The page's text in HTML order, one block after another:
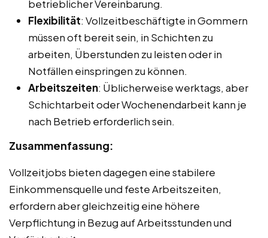
betrieblicher Vereinbarung.
Flexibilität: Vollzeitbeschäftigte in Gommern
müssen oft bereit sein, in Schichten zu
arbeiten, Überstunden zu leisten oder in
Notfällen einspringen zu können.
Arbeitszeiten: Üblicherweise werktags, aber
Schichtarbeit oder Wochenendarbeit kann je
nach Betrieb erforderlich sein.
Zusammenfassung:
Vollzeitjobs bieten dagegen eine stabilere
Einkommensquelle und feste Arbeitszeiten,
erfordern aber gleichzeitig eine höhere
Verpflichtung in Bezug auf Arbeitsstunden und